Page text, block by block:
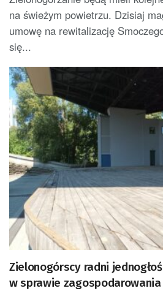
na świeżym powietrzu. Dzisiaj
umowę na rewitalizację
się...
Zielonogórscy radni
w sprawie